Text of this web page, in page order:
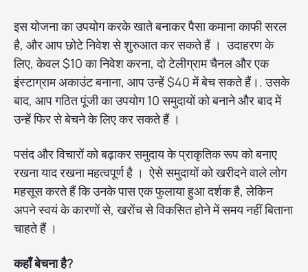
इस योजना का उपयोग करके खाते बनाकर पैसा कमाना काफी सरल
है, और आप छोटे निवेश से शुरुआत कर सकते हैं । उदाहरण के
लिए, केवल $10 का निवेश करना, दो टेलीग्राम चैनल और एक
इंस्टाग्राम अकाउंट बनाना, आप उन्हें $40 में बेच सकते हैं।. उसके
बाद, आप गठित पूंजी का उपयोग 10 समुदायों को बनाने और बाद में
उन्हें फिर से बेचने के लिए कर सकते हैं ।
पसंद और विचारों को बढ़ाकर समुदाय के प्राकृतिक रूप को बनाए
रखना याद रखना महत्वपूर्ण है । ऐसे समुदायों को खरीदने वाले लोग
महसूस करते हैं कि उनके पास एक फुलाया हुआ दर्शक है, लेकिन
अपने स्वयं के कारणों से, खरोंच से विकसित होने में समय नहीं बिताना
चाहते हैं ।
कहाँ बेचना है?